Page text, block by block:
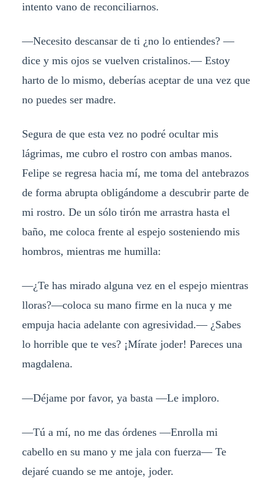
intento vano de reconciliarnos.
—Necesito descansar de ti ¿no lo entiendes? —
dice y mis ojos se vuelven cristalinos.— Estoy
harto de lo mismo, deberías aceptar de una vez que
no puedes ser madre.
Segura de que esta vez no podré ocultar mis
lágrimas, me cubro el rostro con ambas manos.
Felipe se regresa hacia mí, me toma del antebrazos
de forma abrupta obligándome a descubrir parte de
mi rostro. De un sólo tirón me arrastra hasta el
baño, me coloca frente al espejo sosteniendo mis
hombros, mientras me humilla:
—¿Te has mirado alguna vez en el espejo mientras
lloras?—coloca su mano firme en la nuca y me
empuja hacia adelante con agresividad.— ¿Sabes
lo horrible que te ves? ¡Mírate joder! Pareces una
magdalena.
—Déjame por favor, ya basta —Le imploro.
—Tú a mí, no me das órdenes —Enrolla mi
cabello en su mano y me jala con fuerza— Te
dejaré cuando se me antoje, joder.